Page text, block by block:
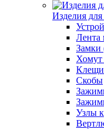
Изделия для
Лента
Замки
Хомут
Клещи
Скобы
Узлы